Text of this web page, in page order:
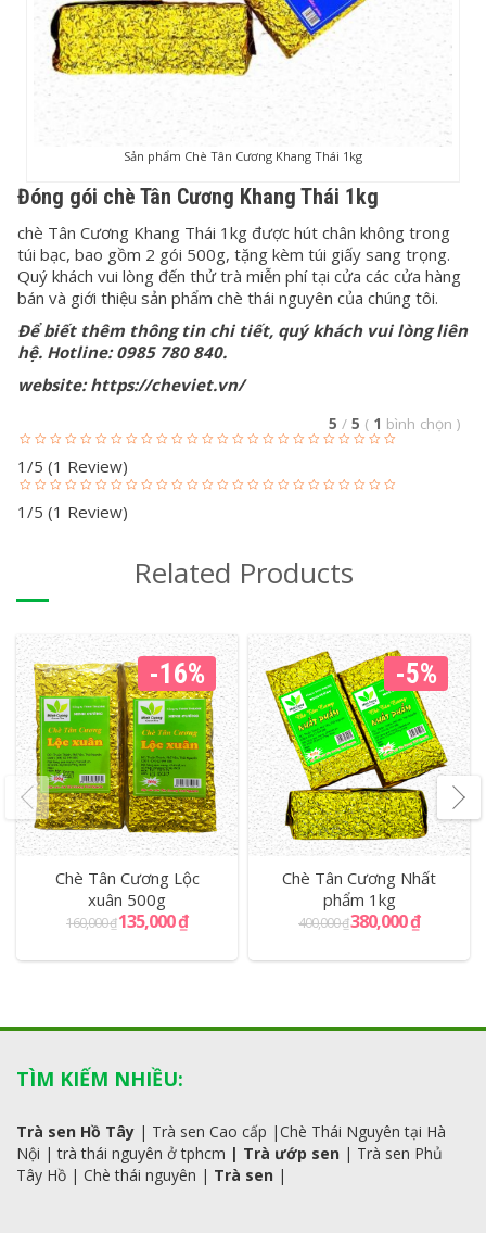
Sản phẩm Chè Tân Cương Khang Thái 1kg
Đóng gói chè Tân Cương Khang Thái 1kg
chè Tân Cương Khang Thái 1kg được hút chân không trong
túi bạc, bao gồm 2 gói 500g, tặng kèm túi giấy sang trọng.
Quý khách vui lòng đến thử trà miễn phí tại cửa các cửa hàng
bán và giới thiệu sản phẩm chè thái nguyên của chúng tôi.
Để biết thêm thông tin chi tiết, quý khách vui lòng liên
hệ. Hotline: 0985 780 840.
website:https://cheviet.vn/
5 / 5 ( 1 bình chọn )
1/5 (1 Review)
1/5 (1 Review)
Related Products
-16%
Chè Tân Cương Lộc
xuân 500g
160,000₫135,000₫
-5%
Chè Tân Cương Nhất
phẩm 1kg
400,000₫380,000₫
TÌM KIẾM NHIỀU:
Trà sen Hồ Tây | Trà sen Cao cấp |Chè Thái Nguyên tại Hà
Nội |trà thái nguyên ở tphcm | Trà ướp sen | Trà sen Phủ
Tây Hồ | Chè thái nguyên | Trà sen |